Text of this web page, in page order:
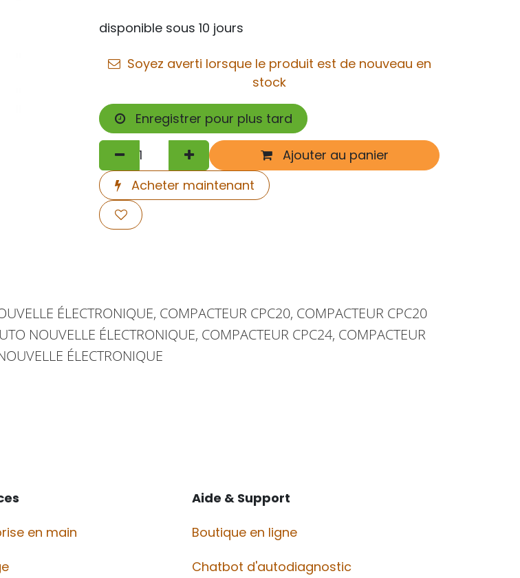
disponible sous 10 jours
Soyez averti lorsque le produit est de nouveau en
stock
Enregistrer pour plus tard
Ajouter au panier
Acheter maintenant
ÉLECTRONIQUE, COMPACTEUR CPC20, COMPACTEUR CPC20
NOUVELLE ÉLECTRONIQUE, COMPACTEUR CPC24, COMPACTEUR
ÉLECTRONIQUE
Aide & Support
en main
Boutique en ligne
Chatbot d'autodiagnostic